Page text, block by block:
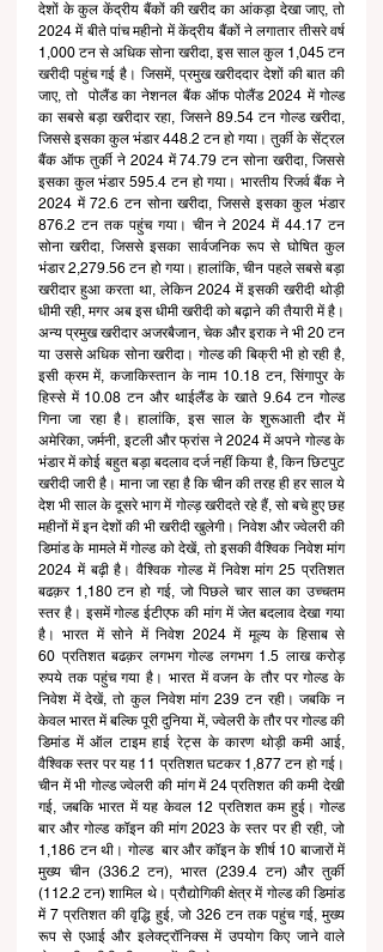
देशों के कुल केंद्रीय बैंकों की खरीद का आंकड़ा देखा जाए, तो
2024 में बीते पांच महीनो में केंद्रीय बैंकों ने लगातार तीसरे वर्ष
1,000 टन से अधिक सोना खरीदा, इस साल कुल 1,045 टन
खरीदी पहुंच गई है। जिसमें, प्रमुख खरीददार देशों की बात की
जाए, तो  पोलैंड का नेशनल बैंक ऑफ पोलैंड 2024 में गोल्ड
का सबसे बड़ा खरीदार रहा, जिसने 89.54 टन गोल्ड खरीदा,
जिससे इसका कुल भंडार 448.2 टन हो गया। तुर्की के सेंट्रल
बैंक ऑफ तुर्की ने 2024 में 74.79 टन सोना खरीदा, जिससे
इसका कुल भंडार 595.4 टन हो गया। भारतीय रिजर्व बैंक ने
2024 में 72.6 टन सोना खरीदा, जिससे इसका कुल भंडार
876.2 टन तक पहुंच गया। चीन ने 2024 में 44.17 टन
सोना खरीदा, जिससे इसका सार्वजनिक रूप से घोषित कुल
भंडार 2,279.56 टन हो गया। हालांकि, चीन पहले सबसे बड़ा
खरीदार हुआ करता था, लेकिन 2024 में इसकी खरीदी थोड़ी
धीमी रही, मगर अब इस धीमी खरीदी को बढ़ाने की तैयारी में है।
अन्य प्रमुख खरीदार अजरबैजान, चेक और इराक ने भी 20 टन
या उससे अधिक सोना खरीदा। गोल्ड की बिक्री भी हो रही है,
इसी क्रम में, कजाकिस्तान के नाम 10.18 टन, सिंगापुर के
हिस्से में 10.08 टन और थाईलैंड के खाते 9.64 टन गोल्ड
गिना जा रहा है। हालांकि, इस साल के शुरूआती दौर में
अमेरिका, जर्मनी, इटली और फ्रांस ने 2024 में अपने गोल्ड के
भंडार में कोई बहुत बड़ा बदलाव दर्ज नहीं किया है, किन छिटपुट
खरीदी जारी है। माना जा रहा है कि चीन की तरह ही हर साल ये
देश भी साल के दूसरे भाग में गोल्ड़ खरीदते रहे हैं, सो बचे हुए छह
महीनों में इन देशों की भी खरीदी खुलेगी। निवेश और ज्वेलरी की
डिमांड के मामले में गोल्ड को देखें, तो इसकी वैश्विक निवेश मांग
2024 में बढ़ी है। वैश्विक गोल्ड में निवेश मांग 25 प्रतिशत
बढक़र 1,180 टन हो गई, जो पिछले चार साल का उच्चतम
स्तर है। इसमें गोल्ड ईटीएफ की मांग में जेत बदलाव देखा गया
है। भारत में सोने में निवेश 2024 में मूल्य के हिसाब से
60 प्रतिशत बढक़र लगभग गोल्ड लगभग 1.5 लाख करोड़
रुपये तक पहुंच गया है। भारत में वजन के तौर पर गोल्ड के
निवेश में देखें, तो कुल निवेश मांग 239 टन रही। जबकि न
केवल भारत में बल्कि पूरी दुनिया में, ज्वेलरी के तौर पर गोल्ड की
डिमांड में ऑल टाइम हाई रेट्स के कारण थोड़ी कमी आई,
वैश्विक स्तर पर यह 11 प्रतिशत घटकर 1,877 टन हो गई।
चीन में भी गोल्ड ज्वेलरी की मांग में 24 प्रतिशत की कमी देखी
गई, जबकि भारत में यह केवल 12 प्रतिशत कम हुई। गोल्ड
बार और गोल्ड कॉइन की मांग 2023 के स्तर पर ही रही, जो
1,186 टन थी। गोल्ड  बार और कॉइन के शीर्ष 10 बाजारों में
मुख्य चीन (336.2 टन), भारत (239.4 टन) और तुर्की
(112.2 टन) शामिल थे। प्रौद्योगिकी क्षेत्र में गोल्ड की डिमांड
में 7 प्रतिशत की वृद्धि हुई, जो 326 टन तक पहुंच गई, मुख्य
रूप से एआई और इलेक्ट्रॉनिक्स में उपयोग किए जाने वाले